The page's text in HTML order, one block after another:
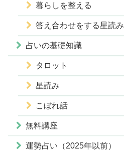
暮らしを整える
答え合わせをする星読み
占いの基礎知識
タロット
星読み
こぼれ話
無料講座
運勢占い（2025年以前）